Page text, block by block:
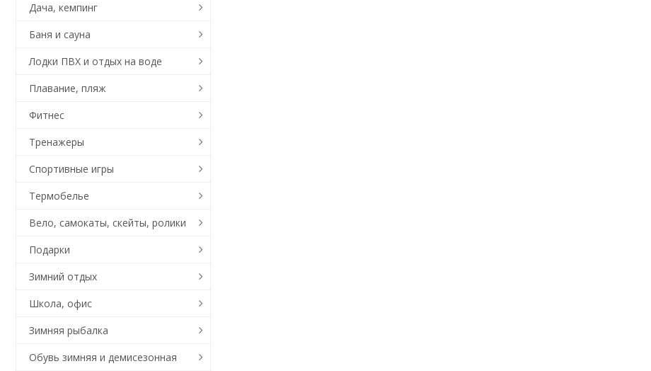
Дача, кемпинг
Баня и сауна
Лодки ПВХ и отдых на воде
Плавание, пляж
Фитнес
Тренажеры
Спортивные игры
Термобелье
Вело, самокаты, скейты, ролики
Подарки
Зимний отдых
Школа, офис
Зимняя рыбалка
Обувь зимняя и демисезонная